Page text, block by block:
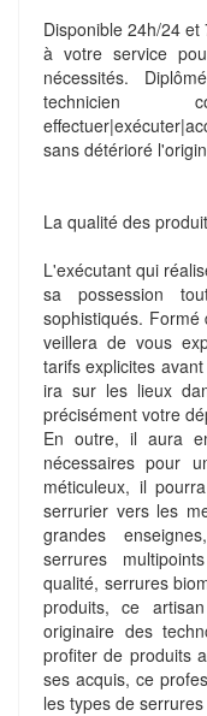
Disponible 24h/24
à votre service
nécessités.
technicien
sans détérioré
La qualité des
L'exécutant qui
sa possession
sophistiqués.
veillera de vous
tarifs explicites
ira sur les lieux
précisément votre
En outre, il aura
nécessaires pour
méticuleux, il
serrurier vers les
grandes
serrures
qualité, serrures
produits, ce
originaire des
profiter de produits
ses acquis, ce
les types de